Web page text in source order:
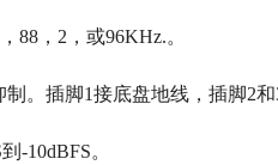
88，2，或96KHz.。
。插脚1接底盘地线，插脚2和
-10dBFS。